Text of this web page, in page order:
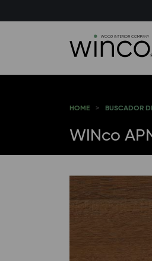
HOME BUSCADOR
WINco